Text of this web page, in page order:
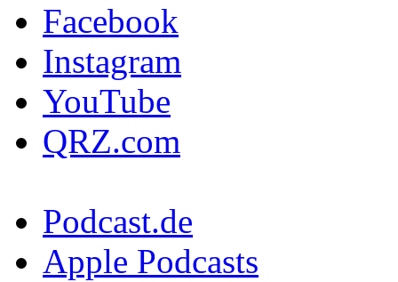
Facebook
Instagram
YouTube
QRZ.com
Podcast.de
Apple Podcasts